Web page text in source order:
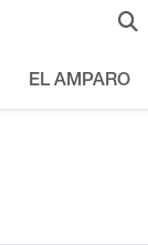
EL AMPARO